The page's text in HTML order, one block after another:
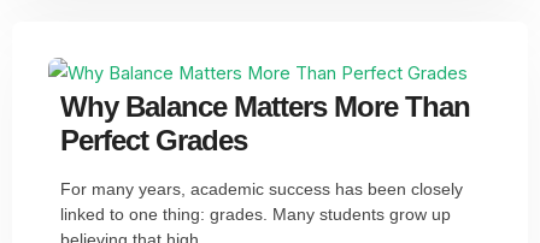
Why Balance Matters More Than
Perfect Grades
For many years, academic success has been closely
linked to one thing: grades. Many students grow up